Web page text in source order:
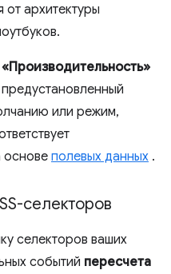
от архитектуры
«Производительность»
или режим,
основе полевых данных .
селекторов
селекторов ваших
событий пересчета